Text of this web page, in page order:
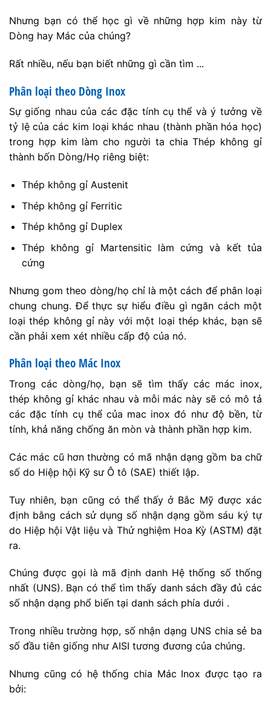
Nhưng bạn có thể học gì về những hợp kim này từ
Dòng hay Mác của chúng?
Rất nhiều, nếu bạn biết những gì cần tìm ...
Phân loại theo Dòng Inox
Sự giống nhau của các đặc tính cụ thể và ý tưởng về
tỷ lệ của các kim loại khác nhau (thành phần hóa học)
trong hợp kim làm cho người ta chia Thép không gỉ
thành bốn Dòng/Họ riêng biệt:
Thép không gỉ Austenit
Thép không gỉ Ferritic
Thép không gỉ Duplex
Thép không gỉ Martensitic làm cứng và kết tủa
cứng
Nhưng gom theo dòng/họ chỉ là một cách để phân loại
chung chung. Để thực sự hiểu điều gì ngăn cách một
loại thép không gỉ này với một loại thép khác, bạn sẽ
cần phải xem xét nhiều cấp độ của nó.
Phân loại theo Mác Inox
Trong các dòng/họ, bạn sẽ tìm thấy các mác inox,
thép không gỉ khác nhau và mỗi mác này sẽ có mô tả
các đặc tính cụ thể của mac inox đó như độ bền, từ
tính, khả năng chống ăn mòn và thành phần hợp kim.
Các mác cũ hơn thường có mã nhận dạng gồm ba chữ
số do Hiệp hội Kỹ sư Ô tô (SAE) thiết lập.
Tuy nhiên, bạn cũng có thể thấy ở Bắc Mỹ được xác
định bằng cách sử dụng số nhận dạng gồm sáu ký tự
do Hiệp hội Vật liệu và Thử nghiệm Hoa Kỳ (ASTM) đặt
ra.
Chúng được gọi là mã định danh Hệ thống số thống
nhất (UNS). Bạn có thể tìm thấy danh sách đầy đủ các
số nhận dạng phổ biến tại danh sách phía dưới .
Trong nhiều trường hợp, số nhận dạng UNS chia sẻ ba
số đầu tiên giống như AISI tương đương của chúng.
Nhưng cũng có hệ thống chia Mác Inox được tạo ra
bởi: